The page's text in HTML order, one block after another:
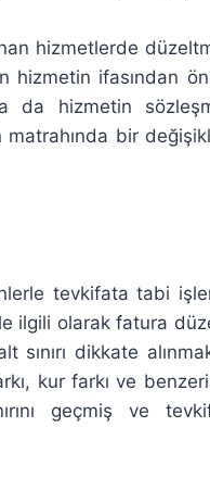
hizmetlerde
hizmetin ifasından
da hizmetin
bir
tevkifata tabi
ilgili olarak fatura
dikkate
kur farkı ve
geçmiş ve